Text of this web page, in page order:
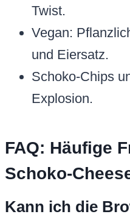
Twist.
Vegan:
und Eiersatz.
Schoko-Chips
Explosion.
FAQ: Häufige
Schoko-
Kann ich die